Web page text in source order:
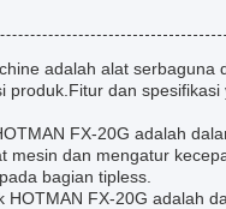
adalah alat serbaguna
produk.Fitur dan
FX-20G adalah
mesin dan mengatur
bagian tipless.
FX-20G adalah